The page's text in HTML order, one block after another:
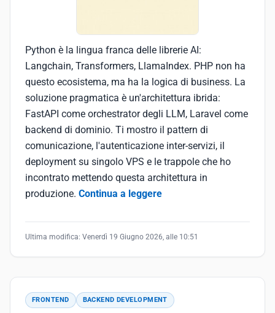
Python è la lingua franca delle librerie AI:
Langchain, Transformers, LlamaIndex. PHP non ha
questo ecosistema, ma ha la logica di business. La
soluzione pragmatica è un'architettura ibrida:
FastAPI come orchestrator degli LLM, Laravel come
backend di dominio. Ti mostro il pattern di
comunicazione, l'autenticazione inter-servizi, il
deployment su singolo VPS e le trappole che ho
incontrato mettendo questa architettura in
produzione. Continua a leggere
Ultima modifica: Venerdì 19 Giugno 2026, alle 10:51
FRONTEND BACKEND DEVELOPMENT